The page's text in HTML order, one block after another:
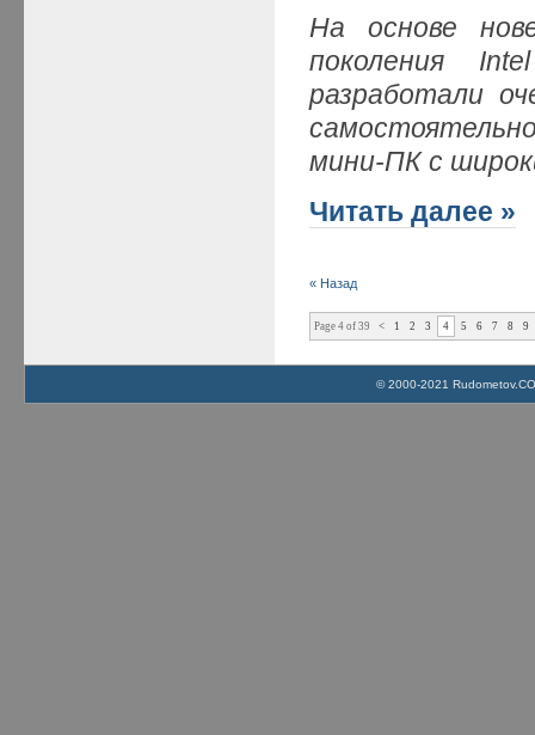
На основе
поколения
разработали
мини-ПК с
Читать далее »
« Назад
Page 4 of 39 < 1 2 3 4 5 6 7 8 9
© 2000-2021